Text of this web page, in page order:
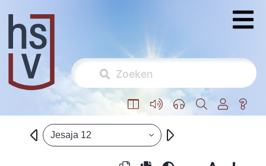
Jesaja 12